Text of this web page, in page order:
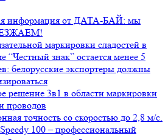
информация от ДАТА-БАЙ: мы
маркировки сладостей в
“Честный знак” остается менее 5
белорусские экспортеры должны
решение 3в1 в области маркировки
проводов
точность со скоростью до 2,8 м/с.
100 – профессиональный